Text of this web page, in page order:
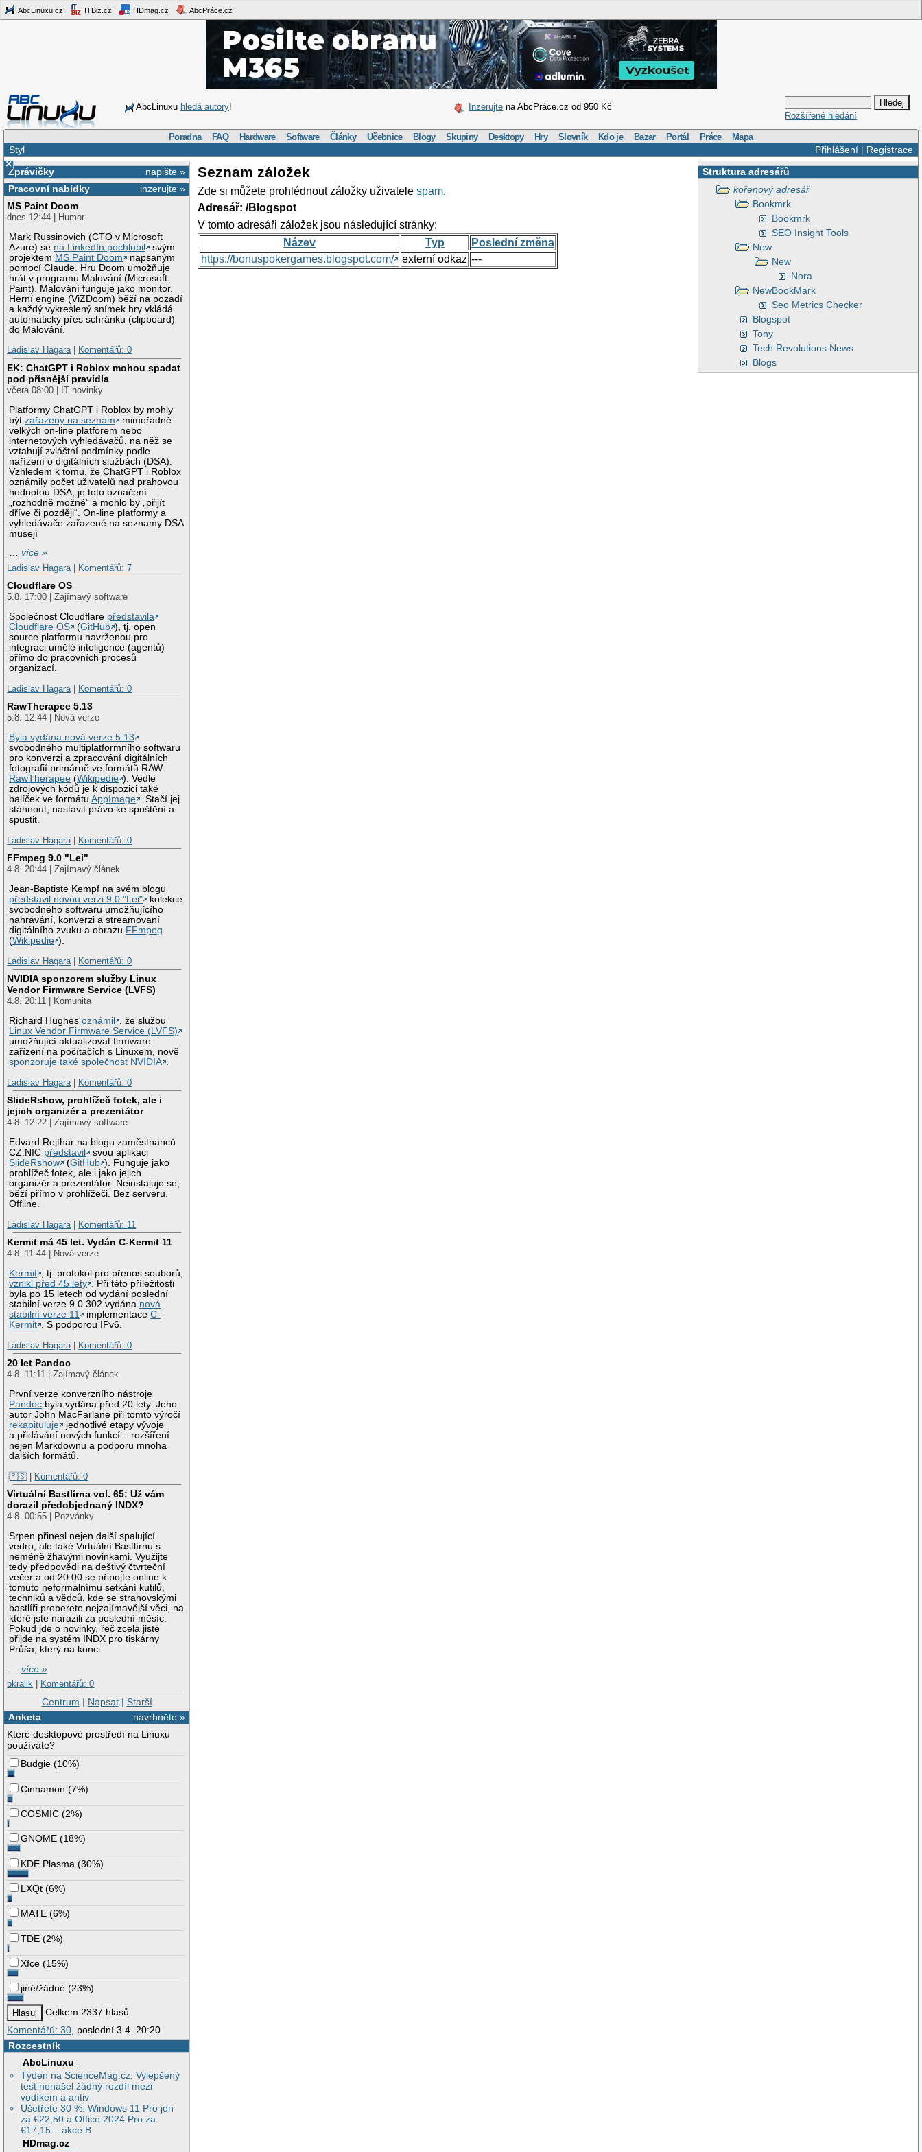
AbcLinuxu.cz ITBiz.cz HDmag.cz AbcPráce.cz
AbcLinuxu hledá autory! Inzerujte na AbcPráce.cz od 950 Kč
Rozšířené hledání
Poradna FAQ Hardware Software Články Učebnice Blogy Skupiny Desktopy Hry Slovník Kdo je Bazar Portál Práce Mapa
Přihlášení| Registrace
Styl
×
napište »
Zprávičky
inzerujte »
Pracovní nabídky
MS Paint Doom
dnes 12:44 | Humor
Mark Russinovich (CTO v Microsoft
Azure) se na LinkedIn pochlubil
svým
projektem MS Paint Doom
napsaným
pomocí Claude. Hru Doom umožňuje
hrát v programu Malování (Microsoft
Paint). Malování funguje jako monitor.
Herní engine (ViZDoom) běží na pozadí
a každý vykreslený snímek hry vkládá
automaticky přes schránku (clipboard)
do Malování.
Ladislav Hagara| Komentářů: 0
EK: ChatGPT i Roblox mohou spadat
pod přísnější pravidla
včera 08:00 | IT novinky
Platformy ChatGPT i Roblox by mohly
býtzařazeny na seznam
mimořádně
velkých on-line platforem nebo
internetových vyhledávačů, na něž se
vztahují zvláštní podmínky podle
nařízení o digitálních službách (DSA).
Vzhledem k tomu, že ChatGPT i Roblox
oznámily počet uživatelů nad prahovou
hodnotou DSA, je toto označení
„rozhodně možné“ a mohlo by „přijít
dříve či později“. On-line platformy a
vyhledávače zařazené na seznamy DSA
musejí
…více »
Ladislav Hagara
Komentářů: 7
Cloudflare OS
5.8. 17:00 | Zajímavý software
Společnost Cloudflare představila
Cloudflare OS
(GitHub ), tj. open
source platformu navrženou pro
integraci umělé inteligence (agentů)
přímo do pracovních procesů
organizací.
Ladislav Hagara
Komentářů: 0
RawTherapee 5.13
5.8. 12:44 | Nová verze
Byla vydána nová verze 5.13
svobodného multiplatformního softwaru
pro konverzi a zpracování digitálních
fotografií primárně ve formátů RAW
RawTherapee (Wikipedie ). Vedle
zdrojových kódů je k dispozici také
balíček ve formátuAppImage . Stačí jej
stáhnout, nastavit právo ke spuštění a
spustit.
Ladislav Hagara
Komentářů: 0
FFmpeg 9.0 "Lei"
4.8. 20:44 | Zajímavý článek
Jean-Baptiste Kempf na svém blogu
představil novou verzi 9.0 "Lei"
kolekce
svobodného softwaru umožňujícího
nahrávání, konverzi a streamovaní
digitálního zvuku a obrazu FFmpeg
(Wikipedie ).
Ladislav Hagara | Komentářů: 0
NVIDIA sponzorem služby Linux
Vendor Firmware Service (LVFS)
4.8. 20:11 | Komunita
Richard Hughesoznámil
, že službu
Linux Vendor Firmware Service (LVFS)
umožňující aktualizovat firmware
zařízení na počítačích s Linuxem, nově
sponzoruje také společnost NVIDIA .
Ladislav Hagara | Komentářů: 0
SlideRshow, prohlížeč fotek, ale i
jejich organizér a prezentátor
4.8. 12:22 | Zajímavý software
Edvard Rejthar na blogu zaměstnanců
CZ.NIC představil
svou aplikaci
SlideRshow
(GitHub ). Funguje jako
prohlížeč fotek, ale i jako jejich
organizér a prezentátor. Neinstaluje se,
běží přímo v prohlížeči. Bez serveru.
Offline.
Ladislav Hagara | Komentářů: 11
Kermit má 45 let. Vydán C-Kermit 11
4.8. 11:44 | Nová verze
Kermit
, tj. protokol pro přenos souborů,
vznikl před 45 lety
. Při této příležitosti
byla po 15 letech od vydání poslední
stabilní verze 9.0.302 vydána nová
stabilní verze 11
implementaceC-
Kermit
. S podporou IPv6.
Ladislav Hagara | Komentářů: 0
20 let Pandoc
4.8. 11:11 | Zajímavý článek
První verze konverzního nástroje
Pandoc byla vydána před 20 lety. Jeho
autor John MacFarlane při tomto výročí
rekapituluje
jednotlivé etapy vývoje
a přidávání nových funkcí – rozšíření
nejen Markdownu a podporu mnoha
dalších formátů.
|🇵🇸 | Komentářů: 0
Virtuální Bastlírna vol. 65: Už vám
dorazil předobjednaný INDX?
4.8. 00:55 | Pozvánky
Srpen přinesl nejen další spalující
vedro, ale také Virtuální Bastlírnu s
neméně žhavými novinkami. Využijte
tedy předpovědi na deštivý čtvrteční
večer a od 20:00 se připojte online k
tomuto neformálnímu setkání kutilů,
techniků a vědců, kde se strahovskými
bastlíři proberete nejzajímavější věci, na
které jste narazili za poslední měsíc.
Pokud jde o novinky, řeč zcela jistě
přijde na systém INDX pro tiskárny
Průša, který na konci
…více »
bkralik
Komentářů: 0
Centrum | Napsat| Starší
navrhněte »
Anketa
Které desktopové prostředí na Linuxu
používáte?
Budgie (10%)
Cinnamon (7%)
COSMIC (2%)
GNOME (18%)
KDE Plasma (30%)
LXQt (6%)
MATE (6%)
TDE (2%)
Xfce (15%)
jiné/žádné (23%)
Celkem 2337 hlasů
Komentářů: 30 , poslední 3.4. 20:20
Rozcestník
AbcLinuxu
Týden na ScienceMag.cz: Vylepšený
test nenašel žádný rozdíl mezi
vodíkem a antiv
Ušetřete 30 %: Windows 11 Pro jen
za €22,50 a Office 2024 Pro za
€17,15 – akce B
HDmag.cz
Struktura adresářů
kořenový adresář
Bookmrk
Bookmrk
SEO Insight Tools
New
New
Nora
NewBookMark
Seo Metrics Checker
Blogspot
Tony
Tech Revolutions News
Blogs
Seznam záložek
Zde si můžete prohlédnout záložky uživatelespam.
Adresář: /Blogspot
V tomto adresáři záložek jsou následující stránky:
Název
Typ
Poslední změna
https://bonuspokergames.blogspot.com/
externí odkaz ---